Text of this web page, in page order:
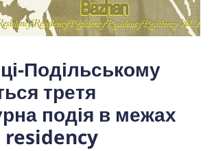
Подільському
третя
подія в межах
residency